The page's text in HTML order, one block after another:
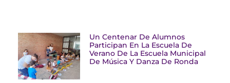
Un Centenar De Alumnos
Participan En La Escuela De
Verano De La Escuela Municipal
De Música Y Danza De Ronda